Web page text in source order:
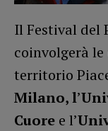
Il Festival del
coinvolgerà
territorio
Milano, l’
Cuore e l’